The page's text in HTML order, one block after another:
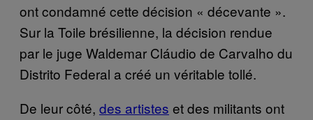
ont condamné cette décision « décevante ».
Sur la Toile brésilienne, la décision rendue
par le juge Waldemar Cláudio de Carvalho du
Distrito Federal a créé un véritable tollé.
De leur côté, des artistes et des militants ont